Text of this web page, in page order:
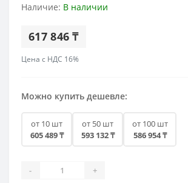
Наличие: В наличии
617 846 ₸
Цена с НДС 16%
Можно купить дешевле:
от 10 шт
605 489 ₸
от 50 шт
593 132 ₸
от 100 шт
586 954 ₸
- +